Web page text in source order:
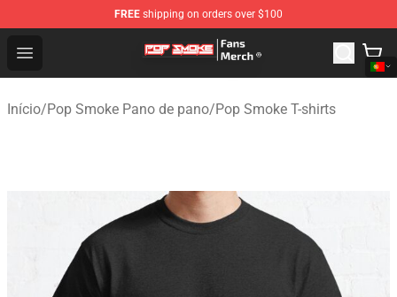
FREE shipping on orders over $100
Open menu
Pop Smoke Store - Official Pop Smoke Merchandise
Início/Pop Smoke Pano de pano/Pop Smoke T-shirts